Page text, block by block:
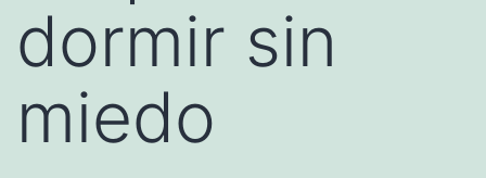
dormir sin
miedo